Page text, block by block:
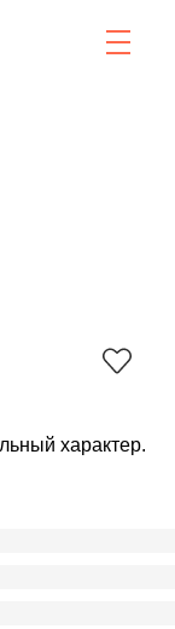
характер.